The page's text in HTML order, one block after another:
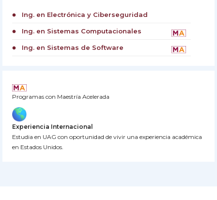
circle Ing. en Electrónica y Ciberseguridad
circle Ing. en Sistemas Computacionales
circle Ing. en Sistemas de Software
Programas con Maestría Acelerada
Experiencia Internacional
Estudia en UAG con oportunidad de vivir una experiencia académica
en Estados Unidos.